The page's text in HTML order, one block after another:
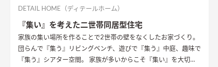
DETAIL HOME（ディテールホーム）
『集い』を考えた二世帯同居型住宅
家族の集い場所を作ることで2世帯の壁をなくしたお家づくり。
団らんで『集う』リビングベンチ、遊びで『集う』中庭、趣味で
『集う』シアター空間。 家族が多いからこそ『集い』を大切に